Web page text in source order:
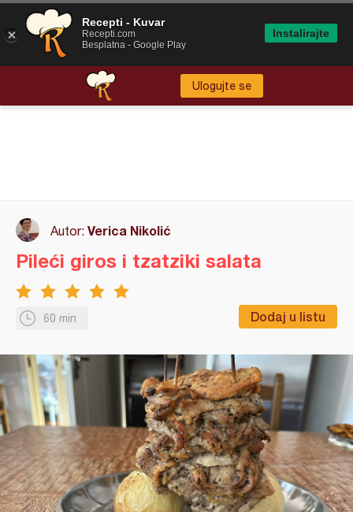
Ulogujte se
Autor: Verica Nikolić
60 min Dodaj u listu
Pileći giros i tzatziki salata
Recepti - Kuvar
Recepti.com
Besplatna - Google Play
Instalirajte